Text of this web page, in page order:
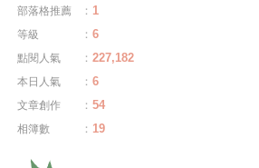
部落格推薦 ： 1
等級 ： 6
點閱人氣 ： 227,182
本日人氣 ： 6
文章創作 ： 54
相簿數 ： 19